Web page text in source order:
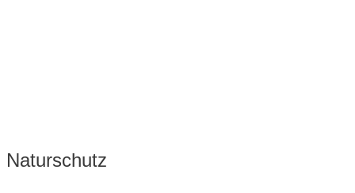
Naturschutz